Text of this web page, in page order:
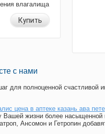
влагалища
Купить
с нами
для полноценной счастливой
цена в аптеке казань ава
Вашей жизни более насыщенной
Ансомон и Гетропин